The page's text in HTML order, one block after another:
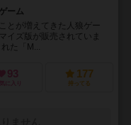
ーム
とが増えてきた人狼ゲー
イズ版が販売されていま
た「M...
93
気に入り
177
持ってる